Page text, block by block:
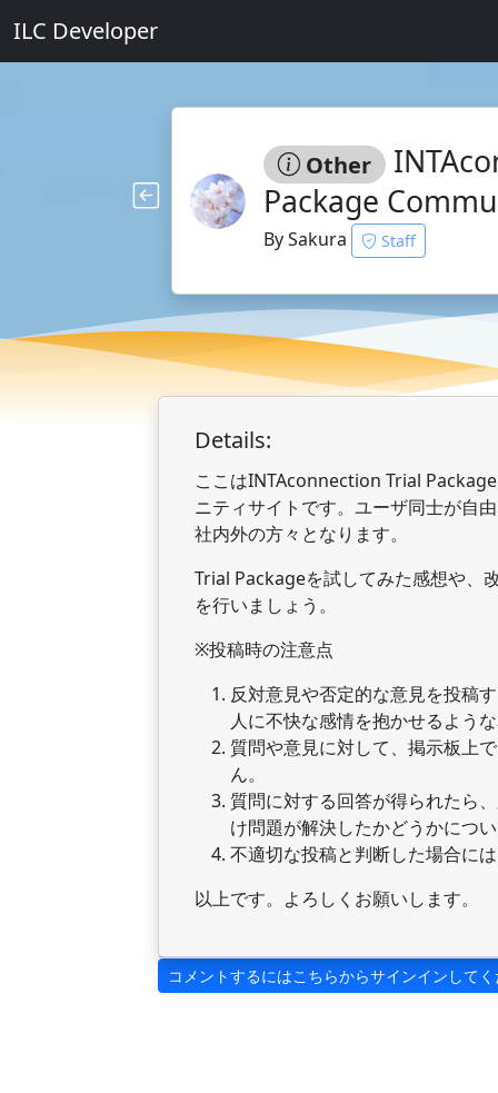
ILC Developer
Other
Package
By Sakura Staff
Details:
ここはINTAconnection Trial
ニティサイトです。ユーザ同士が自
社内外の方々となります。
Trial Packageを試してみた感想や、
を行いましょう。
※投稿時の注意点
反対意見や否定的な意見を投稿
人に不快な感情を抱かせるよう
質問や意見に対して、掲示板上
ん。
質問に対する回答が得られたら
け問題が解決したかどうかにつ
不適切な投稿と判断した場合に
以上です。よろしくお願いします。
コメントするにはこちらからサインインして